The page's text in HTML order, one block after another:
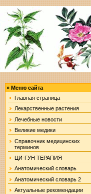
» Меню сайта
Главная страница
Лекарственные растения
Лечебные новости
Великие медики
Справочник медицинских
терминов
ЦИ-ГУН ТЕРАПИЯ
Анатомический словарь
Анатомический словарь 2
Актуальные рекомендации